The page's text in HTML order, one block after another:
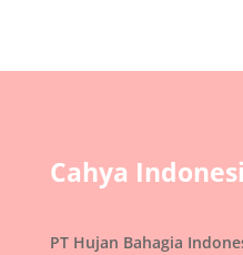
Cahya
PT Hujan Bahagia